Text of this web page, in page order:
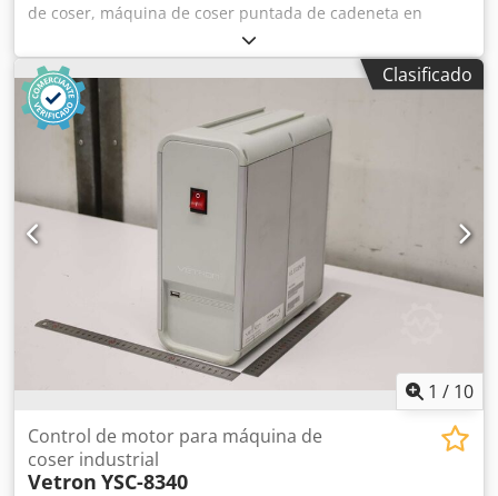
de coser, máquina de coser puntada de cadeneta en
columna, máquina de coser industrial, máquina de coser
industrial en columna, máquina overlock en soporte móvil,
transporte de tela mediante rueda de arrastre Crodpjva
Acpjfx Agkef - Fabricante: Dohle, máquina de coser
industrial tipo 751-914 máquina de coser puntada de
cadeneta en columna - Accionamiento: Kobold 0,37 kW -
Manejo: con pedal - Dimensiones: 630/470/H1360 mm -
Peso: 93 kg
Clasificado
1 / 10
Control de motor para máquina de
coser industrial
Vetron YSC-8340